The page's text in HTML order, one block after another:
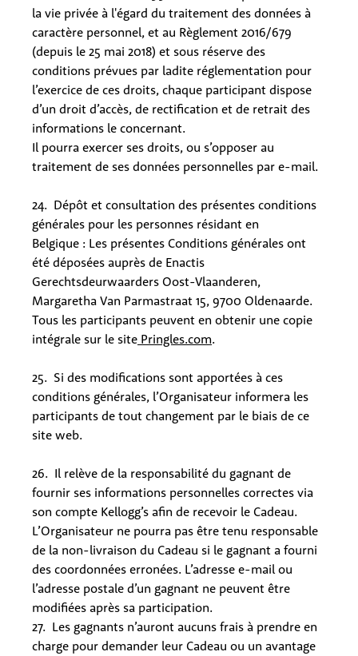
la vie privée à l'égard du traitement des données à
caractère personnel, et au Règlement 2016/679
(depuis le 25 mai 2018) et sous réserve des
conditions prévues par ladite réglementation pour
l’exercice de ces droits, chaque participant dispose
d’un droit d’accès, de rectification et de retrait des
informations le concernant.
Il pourra exercer ses droits, ou s’opposer au
traitement de ses données personnelles par e-mail.
24. Dépôt et consultation des présentes conditions
générales pour les personnes résidant en
Belgique : Les présentes Conditions générales ont
été déposées auprès de Enactis
Gerechtsdeurwaarders Oost-Vlaanderen,
Margaretha Van Parmastraat 15, 9700 Oldenaarde.
Tous les participants peuvent en obtenir une copie
intégrale sur le site Pringles.com.
25. Si des modifications sont apportées à ces
conditions générales, l’Organisateur informera les
participants de tout changement par le biais de ce
site web.
26. Il relève de la responsabilité du gagnant de
fournir ses informations personnelles correctes via
son compte Kellogg’s afin de recevoir le Cadeau.
L’Organisateur ne pourra pas être tenu responsable
de la non-livraison du Cadeau si le gagnant a fourni
des coordonnées erronées. L’adresse e-mail ou
l’adresse postale d’un gagnant ne peuvent être
modifiées après sa participation.
27. Les gagnants n’auront aucuns frais à prendre en
charge pour demander leur Cadeau ou un avantage